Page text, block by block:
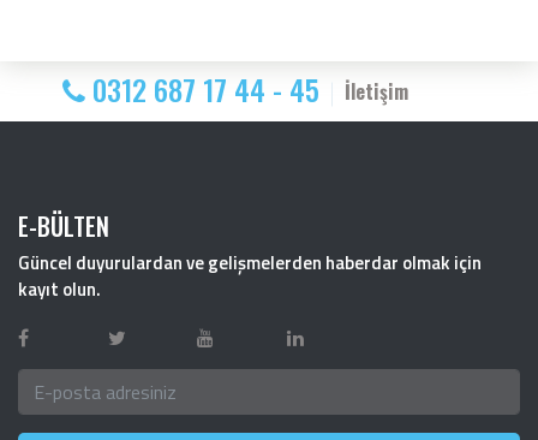
0312 687 17 44 - 45 İletişim
E-BÜLTEN
Güncel duyurulardan ve gelişmelerden haberdar olmak için
kayıt olun.